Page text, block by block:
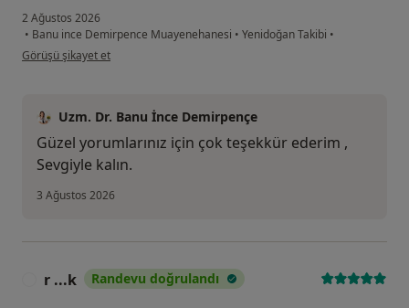
2 Ağustos 2026
• Banu ince Demirpence Muayenehanesi • Yenidoğan Takibi •
kullanıcının görüşüne göre es...
Görüşü şikayet et
Uzm. Dr. Banu İnce Demirpençe
Güzel yorumlarınız için çok teşekkür ederim ,
Sevgiyle kalın.
3 Ağustos 2026
r ...k Randevu doğrulandı